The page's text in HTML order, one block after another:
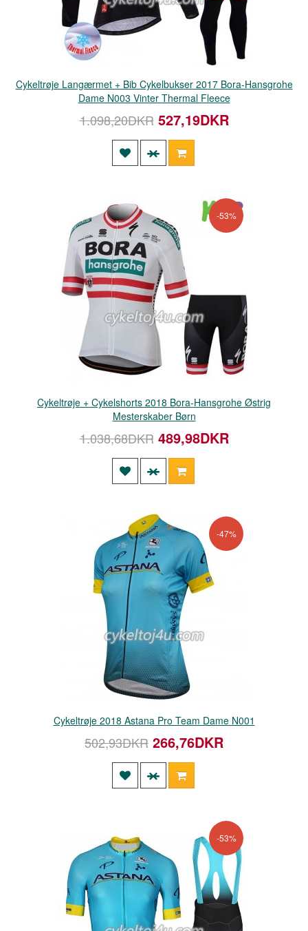
Cykeltrøje Langærmet + Bib Cykelbukser 2017 Bora-Hansgrohe
Dame N003 Vinter Thermal Fleece
1.098,20DKR 527,19DKR
-53%
Cykeltrøje + Cykelshorts 2018 Bora-Hansgrohe Østrig
Mesterskaber Børn
1.038,68DKR 489,98DKR
-47%
Cykeltrøje 2018 Astana Pro Team Dame N001
502,93DKR 266,76DKR
-53%